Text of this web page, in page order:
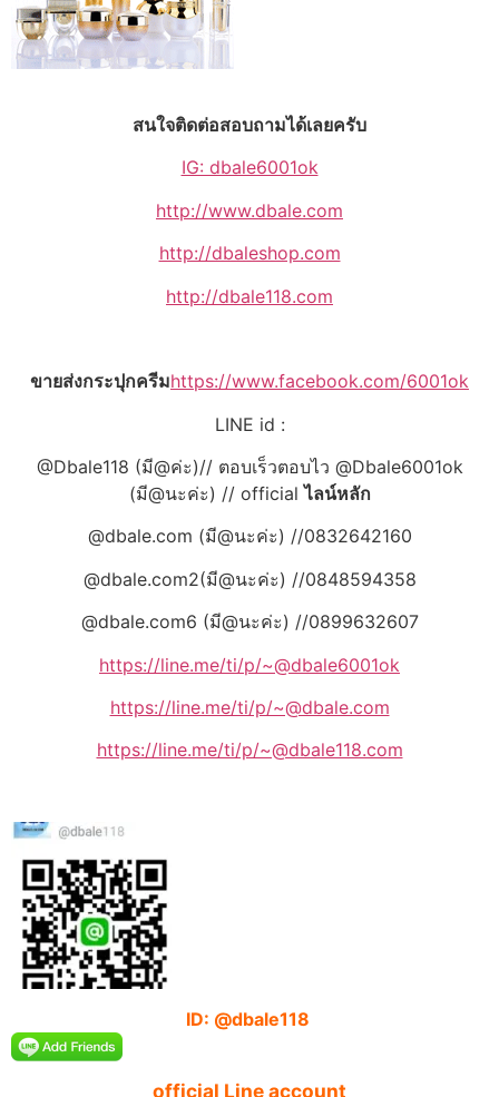
สนใจติดต่อสอบถามได้เลยครับ
IG: dbale6001ok
http://www.dbale.com
http://dbaleshop.com
http://dbale118.com
ขายส่งกระปุกครีมhttps://www.facebook.com/6001ok
LINE id :
@Dbale118 (มี@ค่ะ)// ตอบเร็วตอบไว @Dbale6001ok
(มี@นะค่ะ) // officialไลน์หลัก
@dbale.com (มี@นะค่ะ) //0832642160
@dbale.com2(มี@นะค่ะ) //0848594358
@dbale.com6 (มี@นะค่ะ) //0899632607
https://line.me/ti/p/~@dbale6001ok
https://line.me/ti/p/~@dbale.com
https://line.me/ti/p/~@dbale118.com
ID: @dbale118
official Line account